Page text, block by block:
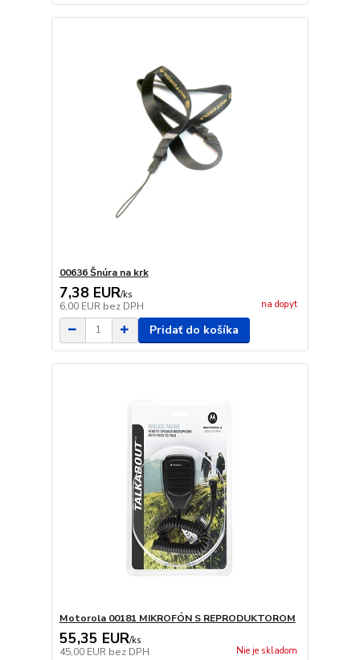
00636 Šnúra na krk
7,38 EUR/ks
6,00 EUR bez DPH na dopyt
Pridať do košíka
Motorola 00181 MIKROFÓN S REPRODUKTOROM
55,35 EUR/ks
45,00 EUR bez DPH Nie je skladom